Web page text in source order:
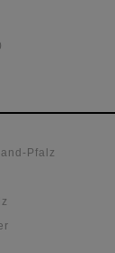
Pfalz